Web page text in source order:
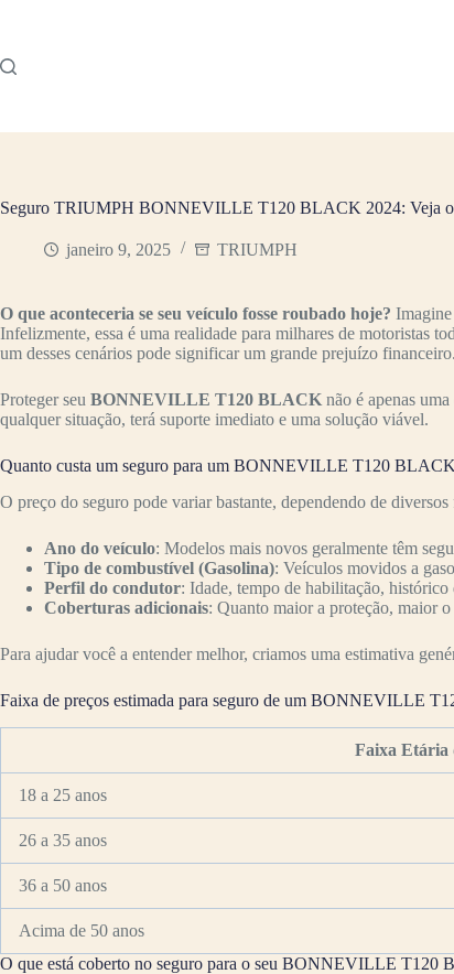
conteúdo
Seguro TRIUMPH BONNEVILLE T120 BLACK 2024: Veja o
janeiro 9, 2025 TRIUMPH
O que aconteceria se seu veículo fosse roubado hoje? Imagine
Infelizmente, essa é uma realidade para milhares de motoristas
um desses cenários pode significar um grande prejuízo financeiro.
Proteger seu BONNEVILLE T120 BLACK não é apenas
qualquer situação, terá suporte imediato e uma solução viável.
Quanto custa um seguro para um BONNEVILLE T120
O preço do seguro pode variar bastante, dependendo de diversos
Ano do veículo: Modelos mais novos geralmente têm
Tipo de combustível (Gasolina): Veículos movidos a
Perfil do condutor: Idade, tempo de habilitação,
Coberturas adicionais: Quanto maior a proteção, maior
Para ajudar você a entender melhor, criamos uma estimativa
Faixa de preços estimada para seguro de um BONNEVILLE
Faixa Etária
18 a 25 anos
26 a 35 anos
36 a 50 anos
Acima de 50 anos
O que está coberto no seguro para o seu BONNEVILLE T120